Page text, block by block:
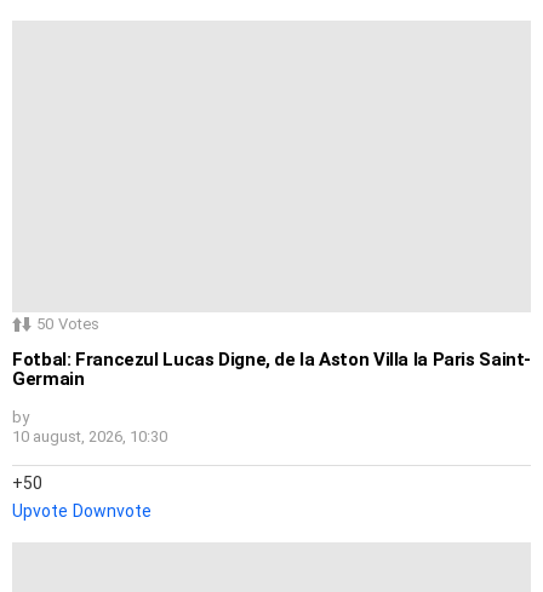
50 Votes
Fotbal: Francezul Lucas Digne, de la Aston Villa la Paris Saint-
Germain
by
10 august, 2026, 10:30
50
Upvote Downvote